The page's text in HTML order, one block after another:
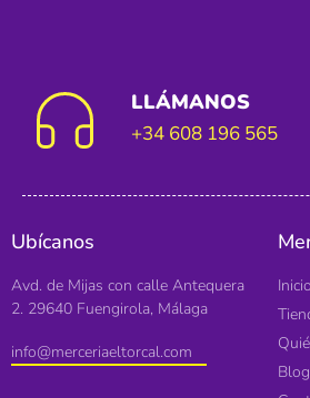
LLÁMANOS
+34 608 196 565
Ubícanos
Avd. de Mijas con calle Antequera
2. 29640 Fuengirola, Málaga
info@merceriaeltorcal.com
Inicio
Blog